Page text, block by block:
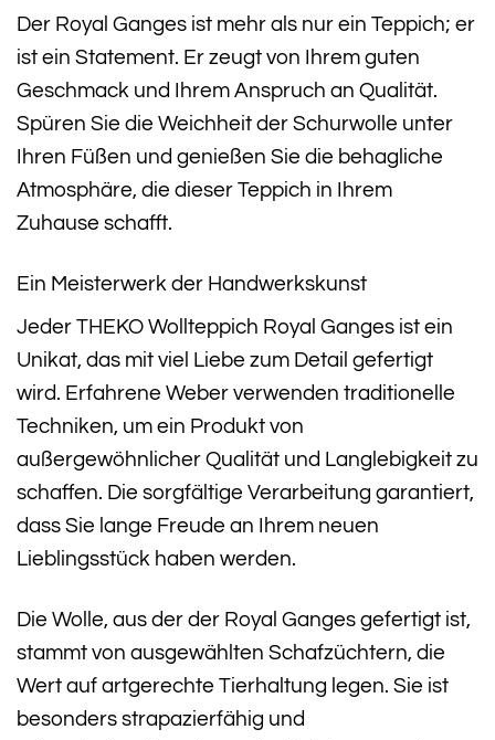
Der Royal Ganges ist mehr als nur ein Teppich; er
ist ein Statement. Er zeugt von Ihrem guten
Geschmack und Ihrem Anspruch an Qualität.
Spüren Sie die Weichheit der Schurwolle unter
Ihren Füßen und genießen Sie die behagliche
Atmosphäre, die dieser Teppich in Ihrem
Zuhause schafft.
Ein Meisterwerk der Handwerkskunst
Jeder THEKO Wollteppich Royal Ganges ist ein
Unikat, das mit viel Liebe zum Detail gefertigt
wird. Erfahrene Weber verwenden traditionelle
Techniken, um ein Produkt von
außergewöhnlicher Qualität und Langlebigkeit zu
schaffen. Die sorgfältige Verarbeitung garantiert,
dass Sie lange Freude an Ihrem neuen
Lieblingsstück haben werden.
Die Wolle, aus der der Royal Ganges gefertigt ist,
stammt von ausgewählten Schafzüchtern, die
Wert auf artgerechte Tierhaltung legen. Sie ist
besonders strapazierfähig und